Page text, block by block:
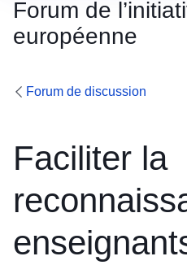
Forum de
européenne
Forum de discussion
Faciliter la